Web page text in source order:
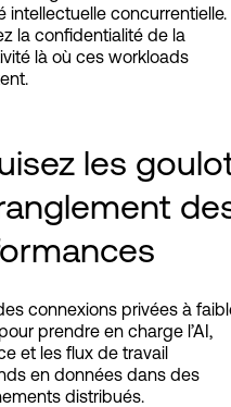
intellectuelle concurrentielle.
la confidentialité de la
là où ces workloads
les
connexions privées à
prendre en charge l’AI,
et les flux de travail
en données dans des
distribués.